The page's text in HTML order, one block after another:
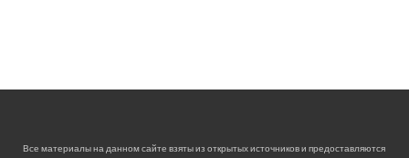
Все материалы на данном сайте взяты из открытых источников и предоставляются